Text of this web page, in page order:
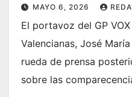
MAYO 6, 2026
El portavoz del GP
Valencianas, José
rueda de prensa
sobre las